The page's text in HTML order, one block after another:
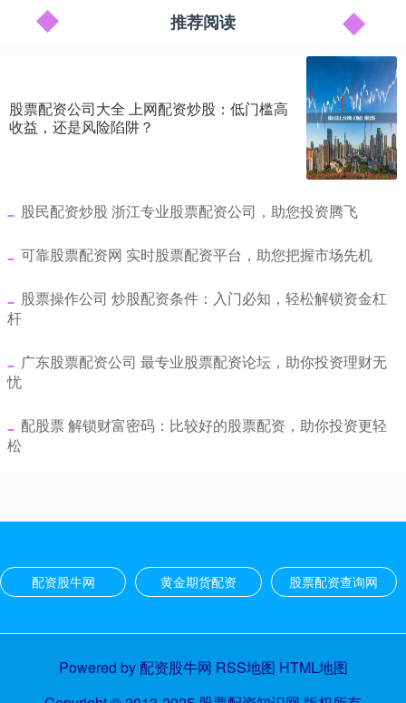
推荐阅读
股票配资公司大全 上网配资炒股：低门槛高
收益，还是风险陷阱？
​股民配资炒股 浙江专业股票配资公司，助您投资腾飞
​可靠股票配资网 实时股票配资平台，助您把握市场先机
​股票操作公司 炒股配资条件：入门必知，轻松解锁资金杠
杆
​广东股票配资公司 最专业股票配资论坛，助你投资理财无
忧
​配股票 解锁财富密码：比较好的股票配资，助你投资更轻
松
配资股牛网 黄金期货配资 股票配资查询网
Powered by 配资股牛网 RSS地图 HTML地图